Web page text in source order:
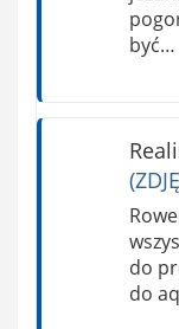
być…
do
do